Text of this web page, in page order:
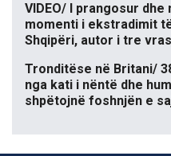
VIDEO/ I prangosur
momenti i ekstradimit
Shqipëri, autor i tre
Tronditëse në Britani/
nga kati i nëntë dhe
shpëtojnë foshnjën e